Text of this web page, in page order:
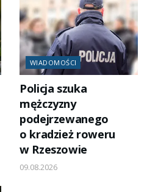
WIADOMOŚCI
Policja szuka
mężczyzny
podejrzewanego
o kradzież roweru
w Rzeszowie
09.08.2026